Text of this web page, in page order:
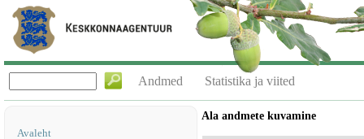
Andmed Statistika ja viited
Avaleht
Ala andmete kuvamine